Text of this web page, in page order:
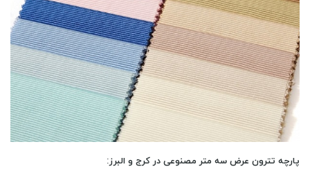
پارچه تترون عرض سه متر مصنوعی در کرج و البرز: